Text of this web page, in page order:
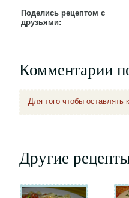
Поделись рецептом с
друзьями:
Комментарии
Для того чтобы
Другие